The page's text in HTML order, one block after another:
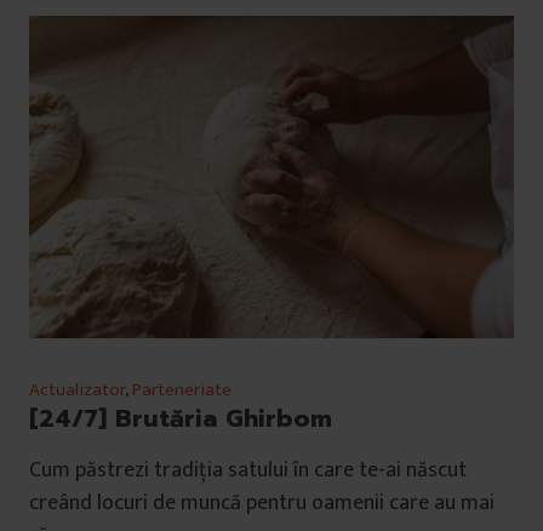
Actualizator,Parteneriate
[24/7] Brutăria Ghirbom
Cum păstrezi tradiția satului în care te-ai născut
creând locuri de muncă pentru oamenii care au mai